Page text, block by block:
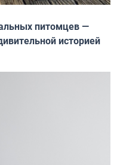
питомцев —
историей